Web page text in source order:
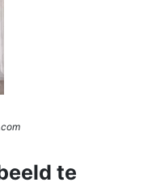
te